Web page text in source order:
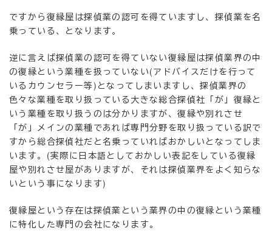
ですから復縁屋は探偵業の認可を得ていますし、探偵業を名
乗っている、となります。
逆に言えば探偵業の認可を得ていない復縁屋は探偵業界の中
の復縁という業種を扱っていない(アドバイスだけを行って
いるカウンセラー等)となってしまいますし、探偵業界の
色々な業種を取り扱っている大きな総合探偵社「が」復縁と
いう業種を取り扱うのは分かりますが、復縁や別れさせ
「が」メインの業種であれば専門分野を取り扱っている訳で
すから総合探偵社だと名乗っていればおかしいとなってしま
います。(実際に日本語としておかしい表記をしている復縁
屋や別れさせ屋がありますが、それは探偵業界をよく知らな
いという事になります)
復縁屋という存在は探偵業という業界の中の復縁という業種
に特化した専門の会社になります。